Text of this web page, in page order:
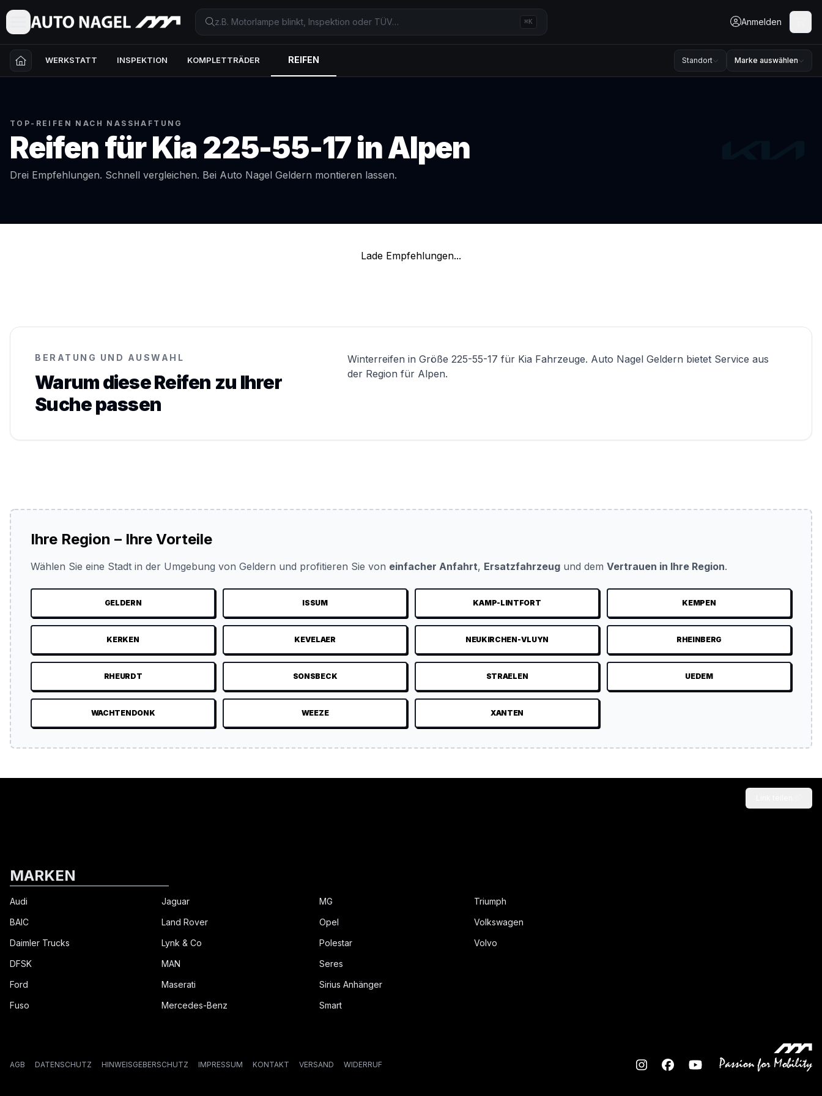
⌘K Anmelden
WERKSTATT INSPEKTION KOMPLETTRÄDER REIFEN Standort Marke auswählen
TOP-REIFEN NACH NASSHAFTUNG
Reifen fürKia 225-55-17inAlpen
Drei Empfehlungen. Schnell vergleichen. Bei Auto Nagel Geldern montieren lassen.
Lade Empfehlungen...
BERATUNG UND AUSWAHL
Warum diese Reifen zu Ihrer
Suche passen
Winterreifen in Größe 225-55-17 für Kia Fahrzeuge. Auto Nagel Geldern bietet Service aus
der Region für Alpen.
Ihre Region – Ihre Vorteile
Wählen Sie eine Stadt in der Umgebung von Geldern und profitieren Sie von einfacher Anfahrt, Ersatzfahrzeug und dem Vertrauen in Ihre Region.
GELDERN ISSUM KAMP-LINTFORT KEMPEN
KERKEN KEVELAER NEUKIRCHEN-VLUYN RHEINBERG
RHEURDT SONSBECK STRAELEN UEDEM
WACHTENDONK WEEZE XANTEN
MARKEN
Audi
BAIC
Daimler Trucks
DFSK
Ford
Fuso
Jaguar
Land Rover
Lynk & Co
MAN
Maserati
Mercedes-Benz
MG
Opel
Polestar
Seres
Sirius Anhänger
Smart
Triumph
Volkswagen
Volvo
AGB DATENSCHUTZ HINWEISGEBERSCHUTZ IMPRESSUM KONTAKT VERSAND WIDERRUF